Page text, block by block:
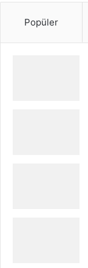
Popüler